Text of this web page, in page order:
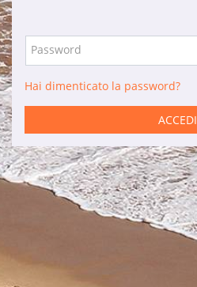
Servizi
Azienda
Posizione
Servizi
Auto a noleggio
Manutenzione
Ristrutturazioni
Informazioni di interesse
Password
Hai dimenticato la password?
ACCEDI